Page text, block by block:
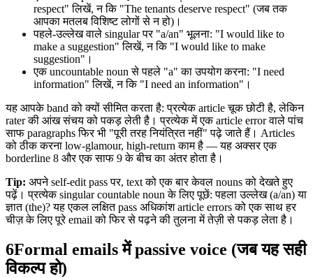
respect" लिखें, न कि "The tenants deserve respect" (जब तक
आपका मतलब विशिष्ट लोगों से न हो)।
पहले-उल्लेख वाले singular पर "a/an" भूलना: "I would like to
make a suggestion" लिखें, न कि "I would like to make
suggestion"।
एक uncountable noun से पहले "a" का उपयोग करना: "I need
information" लिखें, न कि "I need an information"।
यह आपके band को क्यों सीमित करता है: प्रत्येक article चूक छोटी है, लेकिन
rater की आंख संचय को पकड़ लेती है। प्रत्येक में एक article error वाले पांच
साफ paragraphs फिर भी "पूरी तरह नियंत्रित नहीं" पढ़े जाते हैं। Articles
को ठीक करना low-glamour, high-return काम है — यह अक्सर एक
borderline 8 और एक साफ 9 के बीच का अंतर होता है।
Tip: अपने self-edit pass पर, text को एक बार केवल nouns को देखते हुए
पढ़ें। प्रत्येक singular countable noun के लिए पूछें: पहला उल्लेख (a/an) या
ज्ञात (the)? यह एकल लक्षित pass अधिकांश article errors को एक साथ हर
चीज़ के लिए पूरे email को फिर से पढ़ने की तुलना में तेज़ी से पकड़ लेता है।
6Formal emails में passive voice (जब यह सही
विकल्प हो)